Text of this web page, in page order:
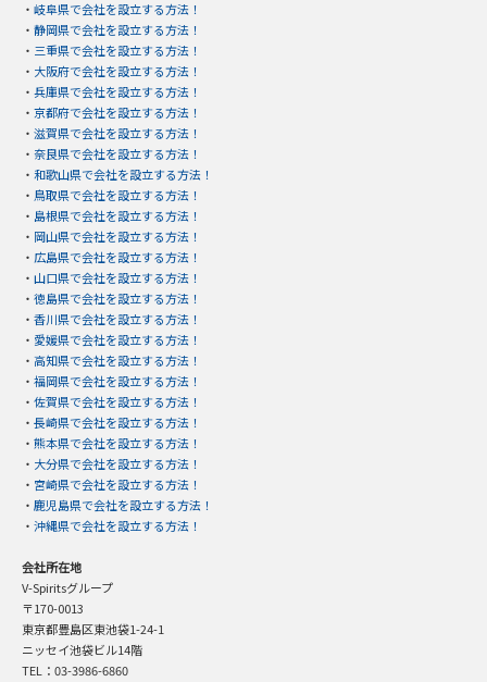
・ 岐阜県で会社を設立する方法！
・ 静岡県で会社を設立する方法！
・ 三重県で会社を設立する方法！
・ 大阪府で会社を設立する方法！
・ 兵庫県で会社を設立する方法！
・ 京都府で会社を設立する方法！
・ 滋賀県で会社を設立する方法！
・ 奈良県で会社を設立する方法！
・ 和歌山県で会社を設立する方法！
・ 鳥取県で会社を設立する方法！
・ 島根県で会社を設立する方法！
・ 岡山県で会社を設立する方法！
・ 広島県で会社を設立する方法！
・ 山口県で会社を設立する方法！
・ 徳島県で会社を設立する方法！
・ 香川県で会社を設立する方法！
・ 愛媛県で会社を設立する方法！
・ 高知県で会社を設立する方法！
・ 福岡県で会社を設立する方法！
・ 佐賀県で会社を設立する方法！
・ 長崎県で会社を設立する方法！
・ 熊本県で会社を設立する方法！
・ 大分県で会社を設立する方法！
・ 宮崎県で会社を設立する方法！
・ 鹿児島県で会社を設立する方法！
・ 沖縄県で会社を設立する方法！
会社所在地
V-Spiritsグループ
〒170-0013
東京都豊島区東池袋1-24-1
ニッセイ池袋ビル14階
TEL：03-3986-6860